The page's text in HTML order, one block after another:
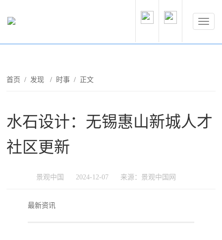
首页 /发现 / 时事 / 正文
水石设计：无锡惠山新城人才
社区更新
景观中国 2024-12-07 来源：景观中国网
最新资讯